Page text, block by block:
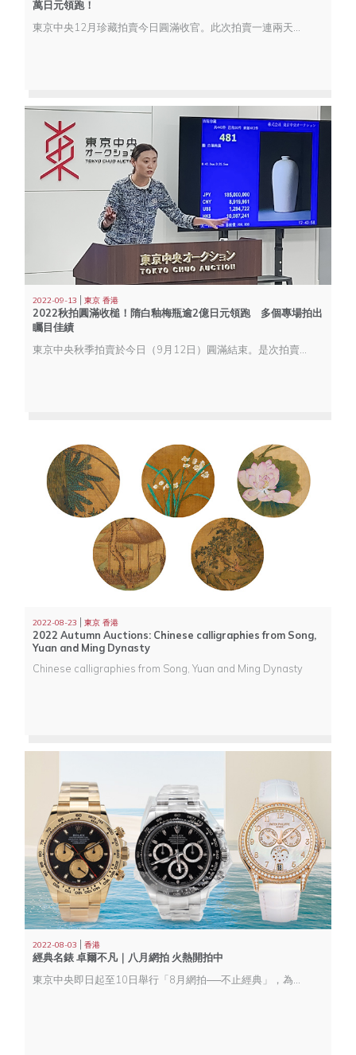
萬日元領跑！
2022-09-13 |東京 香港
2022秋拍圓滿收槌！隋白釉梅瓶逾2億日元領跑 多個專場拍出
矚目佳績
2022-08-23 |東京 香港
2022 Autumn Auctions: Chinese calligraphies from Song,
Yuan and Ming Dynasty
Chinese calligraphies from Song, Yuan and Ming Dynasty
2022-08-03 |香港
經典名錶 卓爾不凡｜八月網拍 火熱開拍中
東京中央即日起至10日舉行「8月網拍──不止經典」，為您帶來逾70件珠寶首飾、威士忌、腕錶、浮世繪、當代藝術及NFT等拍品。今天先為大家嚴選經典名錶──勞力士及百達翡麗，絕對是保值之選。瀏覽更多拍品，敬請登入tcabid.com或登入東京中央小程序瀏覽！